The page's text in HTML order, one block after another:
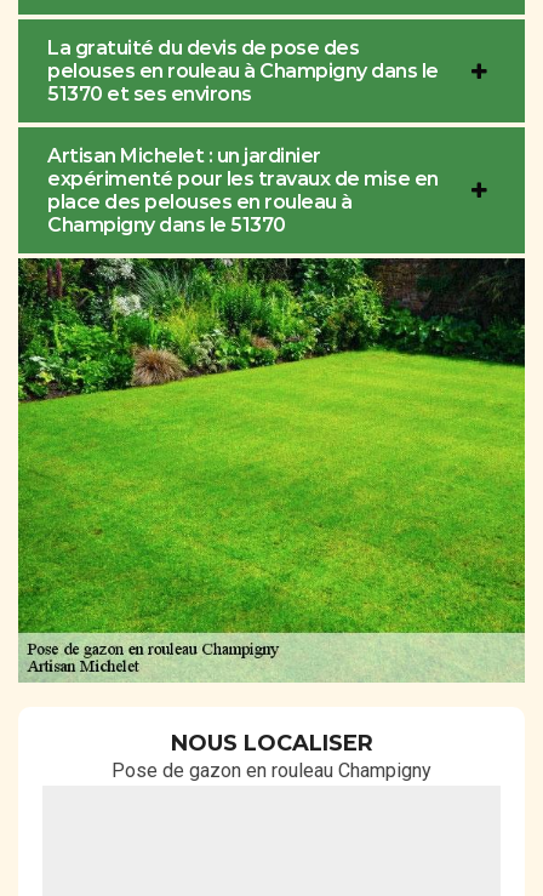
La gratuité du devis de pose des
pelouses en rouleau à Champigny dans le
51370 et ses environs
Artisan Michelet : un jardinier
expérimenté pour les travaux de mise en
place des pelouses en rouleau à
Champigny dans le 51370
NOUS LOCALISER
Pose de gazon en rouleau Champigny